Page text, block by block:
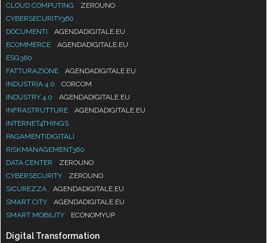
CLOUD COMPUTING
ZEROUNO
CYBERSECURITY360
DOCUMENTI
AGENDADIGITALE.EU
ECOMMERCE
AGENDADIGITALE.EU
ESG360
FATTURAZIONE
AGENDADIGITALE.EU
INDUSTRIA 4.0
CORCOM
INDUSTRY 4.0
AGENDADIGITALE.EU
INFRASTRUTTURE
AGENDADIGITALE.EU
INTERNET4THINGS
PAGAMENTIDIGITALI
RISKMANAGEMENT360
DATA CENTER
ZEROUNO
CYBERSECURITY
ZEROUNO
SICUREZZA
AGENDADIGITALE.EU
SMART CITY
AGENDADIGITALE.EU
SMART MOBILITY
ECONOMYUP
Digital Transformation